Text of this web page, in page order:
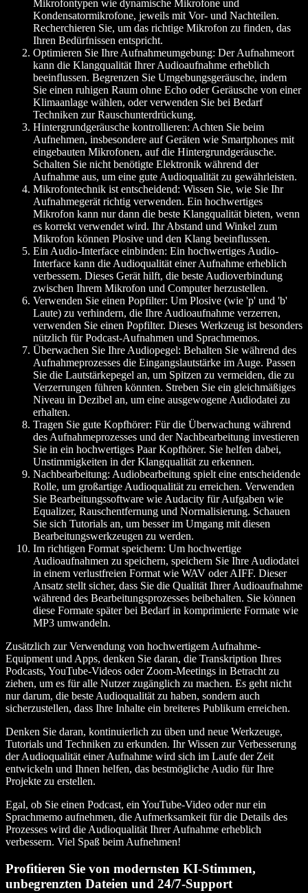
Mikrofontypen wie dynamische Mikrofone und
Kondensatormikrofone, jeweils mit Vor- und Nachteilen.
Recherchieren Sie, um das richtige Mikrofon zu finden, das
Ihren Bedürfnissen entspricht.
Optimieren Sie Ihre Aufnahmeumgebung: Der Aufnahmeort
kann die Klangqualität Ihrer Audioaufnahme erheblich
beeinflussen. Begrenzen Sie Umgebungsgeräusche, indem
Sie einen ruhigen Raum ohne Echo oder Geräusche von einer
Klimaanlage wählen, oder verwenden Sie bei Bedarf
Techniken zur Rauschunterdrückung.
Hintergrundgeräusche kontrollieren: Achten Sie beim
Aufnehmen, insbesondere auf Geräten wie Smartphones mit
eingebauten Mikrofonen, auf die Hintergrundgeräusche.
Schalten Sie nicht benötigte Elektronik während der
Aufnahme aus, um eine gute Audioqualität zu gewährleisten.
Mikrofontechnik ist entscheidend: Wissen Sie, wie Sie Ihr
Aufnahmegerät richtig verwenden. Ein hochwertiges
Mikrofon kann nur dann die beste Klangqualität bieten, wenn
es korrekt verwendet wird. Ihr Abstand und Winkel zum
Mikrofon können Plosive und den Klang beeinflussen.
Ein Audio-Interface einbinden: Ein hochwertiges Audio-
Interface kann die Audioqualität einer Aufnahme erheblich
verbessern. Dieses Gerät hilft, die beste Audioverbindung
zwischen Ihrem Mikrofon und Computer herzustellen.
Verwenden Sie einen Popfilter: Um Plosive (wie 'p' und 'b'
Laute) zu verhindern, die Ihre Audioaufnahme verzerren,
verwenden Sie einen Popfilter. Dieses Werkzeug ist besonders
nützlich für Podcast-Aufnahmen und Sprachmemos.
Überwachen Sie Ihre Audiopegel: Behalten Sie während des
Aufnahmeprozesses die Eingangslautstärke im Auge. Passen
Sie die Lautstärkepegel an, um Spitzen zu vermeiden, die zu
Verzerrungen führen könnten. Streben Sie ein gleichmäßiges
Niveau in Dezibel an, um eine ausgewogene Audiodatei zu
erhalten.
Tragen Sie gute Kopfhörer: Für die Überwachung während
des Aufnahmeprozesses und der Nachbearbeitung investieren
Sie in ein hochwertiges Paar Kopfhörer. Sie helfen dabei,
Unstimmigkeiten in der Klangqualität zu erkennen.
Nachbearbeitung: Audiobearbeitung spielt eine entscheidende
Rolle, um großartige Audioqualität zu erreichen. Verwenden
Sie Bearbeitungssoftware wie Audacity für Aufgaben wie
Equalizer, Rauschentfernung und Normalisierung. Schauen
Sie sich Tutorials an, um besser im Umgang mit diesen
Bearbeitungswerkzeugen zu werden.
Im richtigen Format speichern: Um hochwertige
Audioaufnahmen zu speichern, speichern Sie Ihre Audiodatei
in einem verlustfreien Format wie WAV oder AIFF. Dieser
Ansatz stellt sicher, dass Sie die Qualität Ihrer Audioaufnahme
während des Bearbeitungsprozesses beibehalten. Sie können
diese Formate später bei Bedarf in komprimierte Formate wie
MP3 umwandeln.
Zusätzlich zur Verwendung von hochwertigem Aufnahme-
Equipment und Apps, denken Sie daran, die Transkription Ihres
Podcasts, YouTube-Videos oder Zoom-Meetings in Betracht zu
ziehen, um es für alle Nutzer zugänglich zu machen. Es geht nicht
nur darum, die beste Audioqualität zu haben, sondern auch
sicherzustellen, dass Ihre Inhalte ein breiteres Publikum erreichen.
Denken Sie daran, kontinuierlich zu üben und neue Werkzeuge,
Tutorials und Techniken zu erkunden. Ihr Wissen zur Verbesserung
der Audioqualität einer Aufnahme wird sich im Laufe der Zeit
entwickeln und Ihnen helfen, das bestmögliche Audio für Ihre
Projekte zu erstellen.
Egal, ob Sie einen Podcast, ein YouTube-Video oder nur ein
Sprachmemo aufnehmen, die Aufmerksamkeit für die Details des
Prozesses wird die Audioqualität Ihrer Aufnahme erheblich
verbessern. Viel Spaß beim Aufnehmen!
Profitieren Sie von modernsten KI-Stimmen,
unbegrenzten Dateien und 24/7-Support